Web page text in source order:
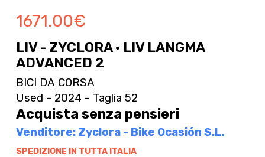
1671.00€
LIV - ZYCLORA · LIV LANGMA
ADVANCED 2
BICI DA CORSA
Used - 2024 - Taglia 52
Acquista senza pensieri
Venditore: Zyclora - Bike Ocasión S.L.
SPEDIZIONE IN TUTTA ITALIA